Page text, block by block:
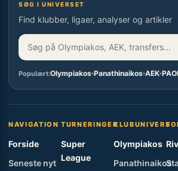
SØG I UNIVERSET
Find klubber, ligaer, analyser og artikler
Populært:Olympiakos Panathinaikos AEK
NAVIGATION
Forside
Seneste nyt
TURNERINGER
Super
League
KLUBUNIVERS
Olympiakos
Panathinaikos